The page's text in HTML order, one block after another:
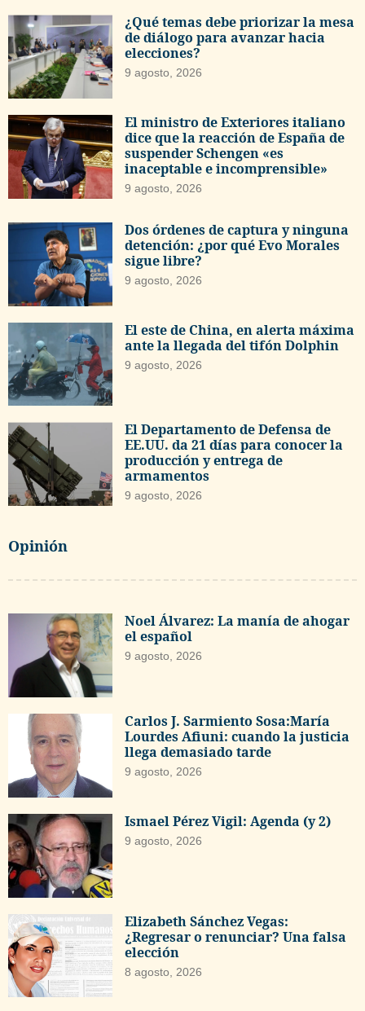
¿Qué temas debe priorizar la mesa
de diálogo para avanzar hacia
elecciones?
9 agosto, 2026
El ministro de Exteriores italiano
dice que la reacción de España de
suspender Schengen «es
inaceptable e incomprensible»
9 agosto, 2026
Dos órdenes de captura y ninguna
detención: ¿por qué Evo Morales
sigue libre?
9 agosto, 2026
El este de China, en alerta máxima
ante la llegada del tifón Dolphin
9 agosto, 2026
El Departamento de Defensa de
EE.UU. da 21 días para conocer la
producción y entrega de
armamentos
9 agosto, 2026
Opinión
Noel Álvarez: La manía de ahogar
el español
9 agosto, 2026
Carlos J. Sarmiento Sosa:María
Lourdes Afiuni: cuando la justicia
llega demasiado tarde
9 agosto, 2026
Ismael Pérez Vigil: Agenda (y 2)
9 agosto, 2026
Elizabeth Sánchez Vegas:
¿Regresar o renunciar? Una falsa
elección
8 agosto, 2026